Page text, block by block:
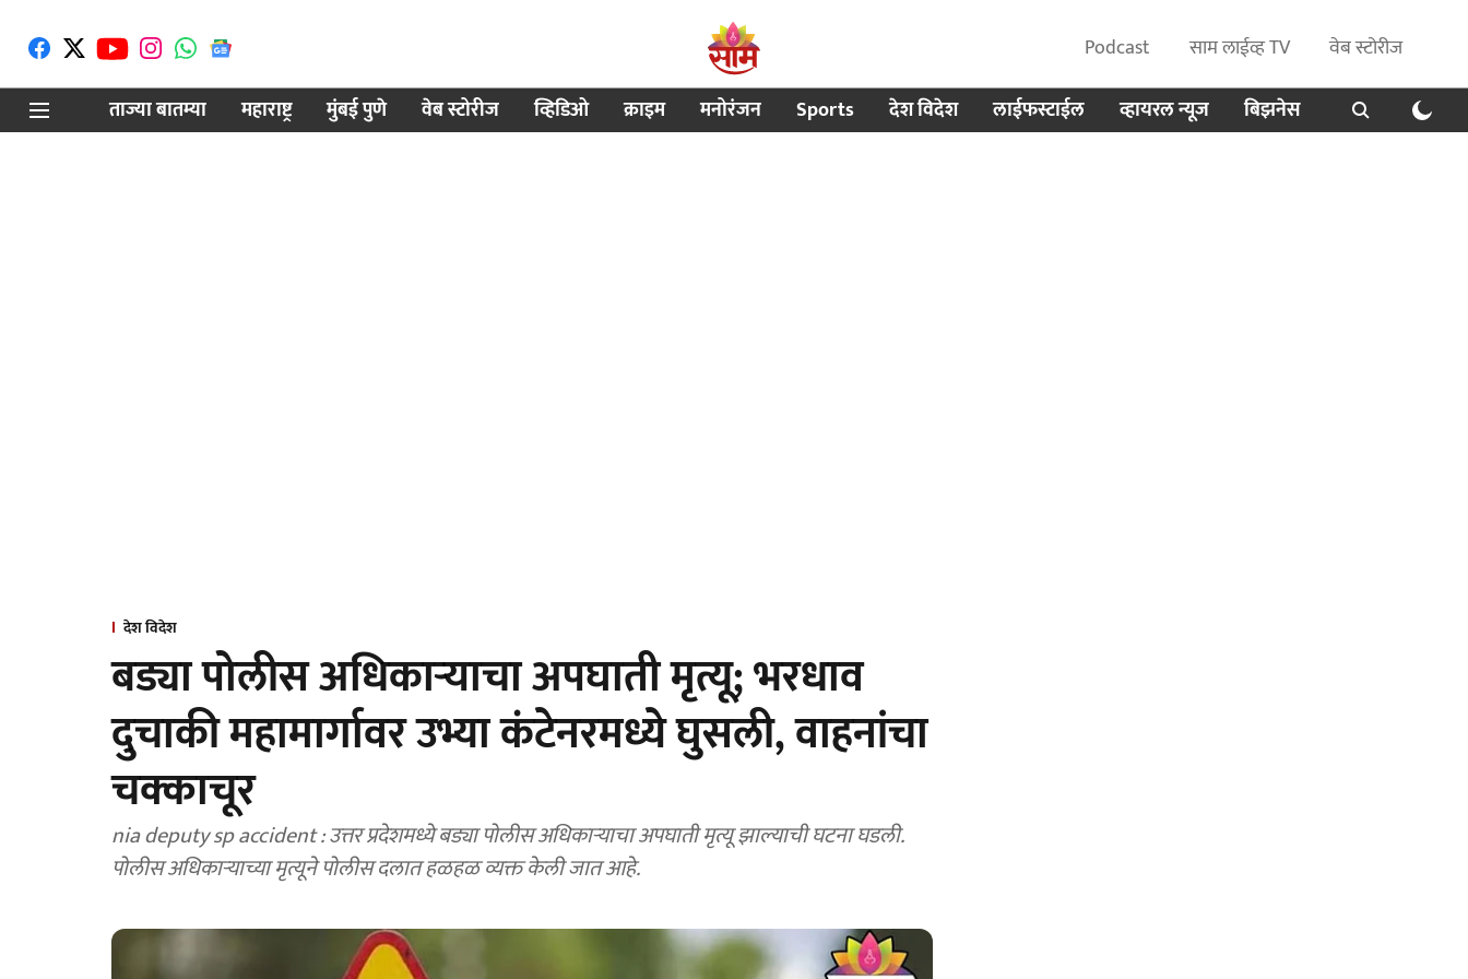
Podcast साम लाईव्ह TV
वेब स्टोरीज
ताज्या बातम्या
महाराष्ट्र मुंबई पुणे वेब स्टोरीज व्हिडिओ क्राइम मनोरंजन Sports देश विदेश लाईफस्टाईल व्हायरल न्यूज बिझनेस
देश विदेश
बड्या पोलीस अधिकाऱ्याचा अपघाती मृत्यू; भरधाव
दुचाकी महामार्गावर उभ्या कंटेनरमध्ये घुसली, वाहनांचा
चक्काचूर
nia deputy sp accident : उत्तर प्रदेशमध्ये बड्या पोलीस अधिकाऱ्याचा अपघाती मृत्यू झाल्याची घटना घडली.
पोलीस अधिकाऱ्याच्या मृत्यूने पोलीस दलात हळहळ व्यक्त केली जात आहे.